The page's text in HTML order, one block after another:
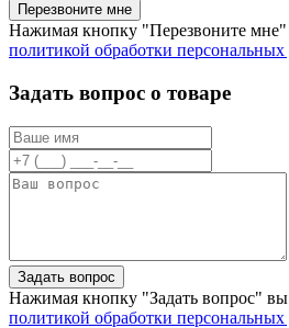
Перезвоните мне
Нажимая кнопку "Перезвоните мне"
политикой обработки
Задать вопрос о товаре
Задать вопрос
Нажимая кнопку "Задать вопрос" вы
политикой обработки